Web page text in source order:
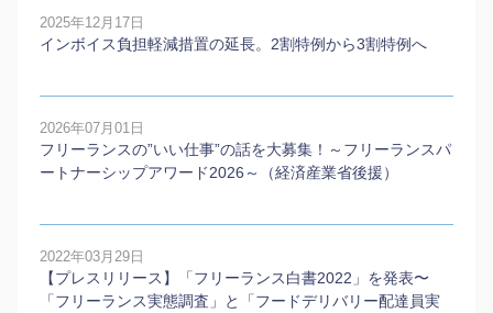
2025年12月17日
インボイス負担軽減措置の延長。2割特例から3割特例へ
2026年07月01日
フリーランスの”いい仕事”の話を大募集！～フリーランスパ
ートナーシップアワード2026～（経済産業省後援）
2022年03月29日
【プレスリリース】「フリーランス白書2022」を発表〜
「フリーランス実態調査」と「フードデリバリー配達員実